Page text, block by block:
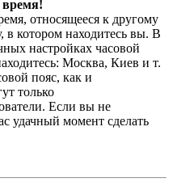
время!
относящееся к другому
в котором находитесь вы. В
настройках часовой
Москва, Киев и т.
пояс, как и
только
Если вы не
удачный момент сделать